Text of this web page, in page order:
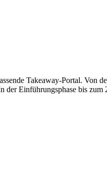
Takeaway-Portal. Von
Einführungsphase bis